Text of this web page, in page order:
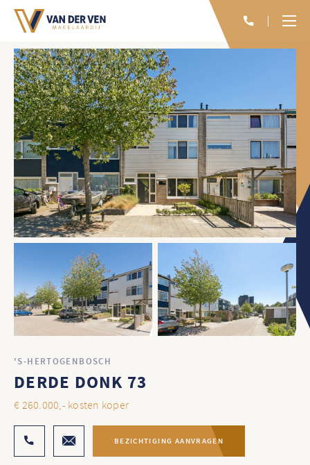
'S-HERTOGENBOSCH
DERDE DONK 73
€ 260.000,- kosten koper
BEZICHTIGING AANVRAGEN